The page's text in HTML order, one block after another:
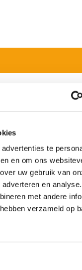
te
en om ons
uw gebruik van
en
met andere
verzameld op